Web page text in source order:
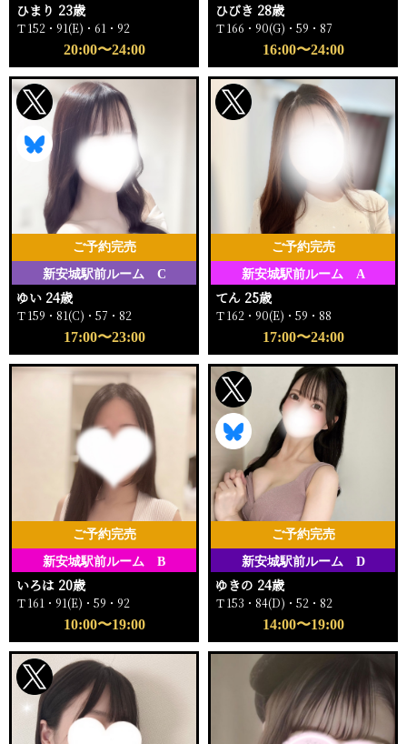
ひまり 23歳
Ｔ152・91(E)・61・92
20:00〜24:00
ひびき 28歳
Ｔ166・90(G)・59・87
16:00〜24:00
新安城駅前ルーム C
ご予約完売
ゆい 24歳
Ｔ159・81(C)・57・82
17:00〜23:00
新安城駅前ルーム A
ご予約完売
てん 25歳
Ｔ162・90(E)・59・88
17:00〜24:00
新安城駅前ルーム B
ご予約完売
いろは 20歳
Ｔ161・91(E)・59・92
10:00〜19:00
新安城駅前ルーム D
ご予約完売
ゆきの 24歳
Ｔ153・84(D)・52・82
14:00〜19:00